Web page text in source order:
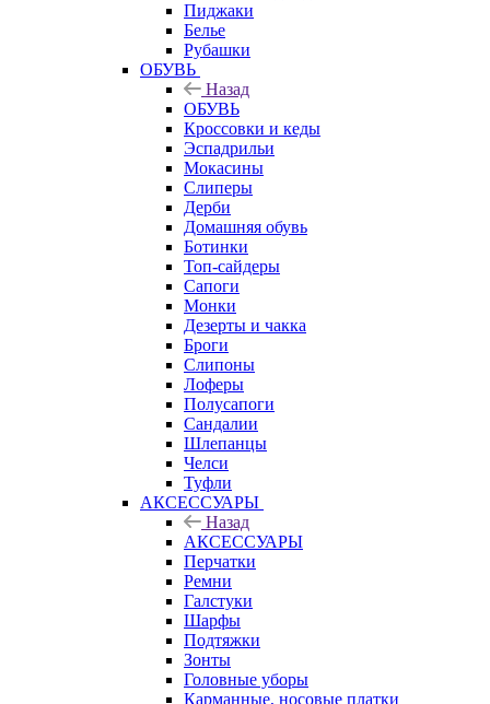
Пиджаки
Белье
Рубашки
ОБУВЬ
Назад
ОБУВЬ
Кроссовки и кеды
Эспадрильи
Мокасины
Слиперы
Дерби
Домашняя обувь
Ботинки
Топ-сайдеры
Сапоги
Монки
Дезерты и чакка
Броги
Слипоны
Лоферы
Полусапоги
Сандалии
Шлепанцы
Челси
Туфли
АКСЕССУАРЫ
Назад
АКСЕССУАРЫ
Перчатки
Ремни
Галстуки
Шарфы
Подтяжки
Зонты
Головные уборы
Карманные, носовые платки